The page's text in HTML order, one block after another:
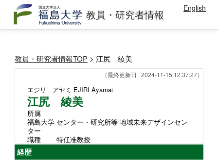
教員・研究者情報 English
教員・研究者情報TOP > 江尻 綾美
（最終更新日 : 2024-11-15 12:37:27）
エジリ アヤミ EJIRI Ayamai
江尻 綾美
所属
福島大学 センター・研究所等 地域未来デザインセン
ター
職種
特任准教授
経歴